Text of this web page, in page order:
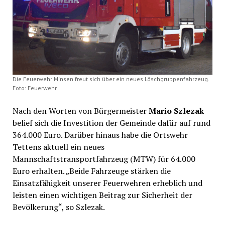
Die Feuerwehr Minsen freut sich über ein neues Löschgruppenfahrzeug.
Foto: Feuerwehr
Nach den Worten von BürgermeisterMario Szlezak
belief sich die Investition der Gemeinde dafür auf rund
364.000 Euro. Darüber hinaus habe die Ortswehr
Tettens aktuell ein neues
Mannschaftstransportfahrzeug (MTW) für 64.000
Euro erhalten. „Beide Fahrzeuge stärken die
Einsatzfähigkeit unserer Feuerwehren erheblich und
leisten einen wichtigen Beitrag zur Sicherheit der
Bevölkerung“, so Szlezak.